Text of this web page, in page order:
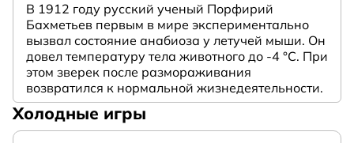
В 1912 году русский ученый Порфирий
Бахметьев первым в мире экспериментально
вызвал состояние анабиоза у летучей мыши. Он
довел температуру тела животного до -4 °C. При
этом зверек после размораживания
возвратился к нормальной жизнедеятельности.
Холодные игры